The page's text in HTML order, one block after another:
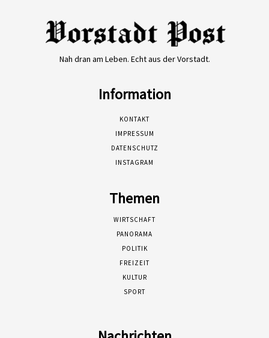
Nah dran am Leben. Echt aus der Vorstadt.
Information
KONTAKT
IMPRESSUM
DATENSCHUTZ
INSTAGRAM
Themen
WIRTSCHAFT
PANORAMA
POLITIK
FREIZEIT
KULTUR
SPORT